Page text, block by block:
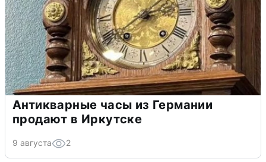
Антикварные часы из Германии
продают в Иркутске
9 августа 2